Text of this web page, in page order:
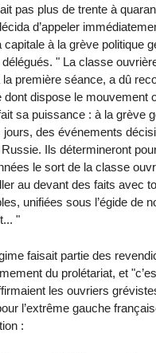
pas plus de trente à
d’appeler
capitale à la grève politique
délégués. " La classe
la première séance, a dû
dont dispose le mouvement
sa puissance : à la grève
jours, des événements
Ils détermineront
le sort de la classe
au devant des faits avec
unifiées sous l’égide de
"
faisait partie des
du prolétariat, et
les ouvriers
l’extrême gauche
: